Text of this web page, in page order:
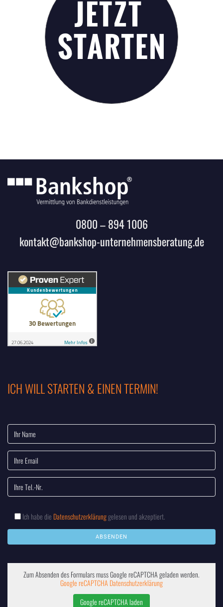
0800 – 894 1006
kontakt@bankshop-unternehmensberatung.de
ICH WILL STARTEN & EINEN TERMIN!
Ich habe die Datenschutzerklärunggelesen und akzeptiert.
Zum Absenden des Formulars muss Google reCAPTCHA geladen werden.
Google reCAPTCHA Datenschutzerklärung
Google reCAPTCHA laden